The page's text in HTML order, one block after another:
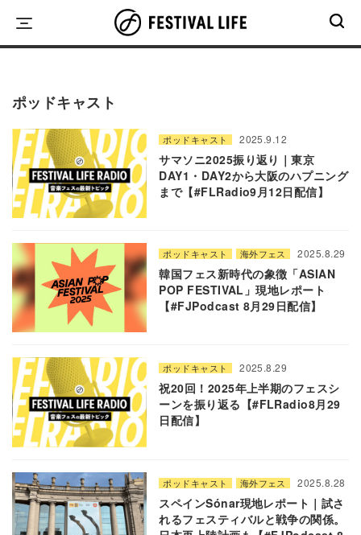
content
ポッドキャスト
ポッドキャスト 2025.9.12
サマソニ2025振り返り｜東京
DAY1・DAY2から大阪のハプニング
まで【#FLRadio9月12日配信】
ポッドキャスト 海外フェス 2025.8.29
韓国フェス新時代の象徴「ASIAN
POP FESTIVAL」現地レポート
【#FJPodcast 8月29日配信】
ポッドキャスト 2025.8.29
祝20回！2025年上半期のフェスシ
ーンを振り返る【#FLRadio8月29
日配信】
ポッドキャスト 海外フェス 2025.8.28
スペインSónar現地レポート｜試さ
れるフェスティバルと戦争の関係。